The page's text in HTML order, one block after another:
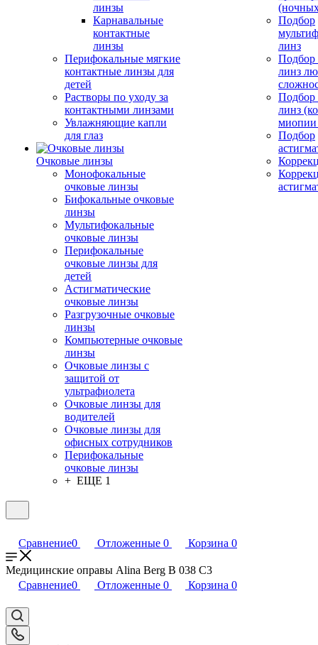
линзы
Карнавальные
контактные
линзы
Перифокальные мягкие
контактные линзы для
детей
Растворы по уходу за
контактными линзами
Увлажняющие капли
для глаз
Очковые линзы
Монофокальные
очковые линзы
Бифокальные очковые
линзы
Мультифокальные
очковые линзы
Перифокальные
очковые линзы для
детей
Астигматические
очковые линзы
Разгрузочные очковые
линзы
Компьютерные очковые
линзы
Очковые линзы с
защитой от
ультрафиолета
Очковые линзы для
водителей
Очковые линзы для
офисных сотрудников
Перифокальные
очковые линзы
+ ЕЩЕ 1
Подбор
линз
Подбор
линз
Подбор
линз
миопии
Подбор
Сравнение0 Отложенные 0 Корзина 0
Медицинские оправы Alina Berg B 038 C3
Сравнение0 Отложенные 0 Корзина 0